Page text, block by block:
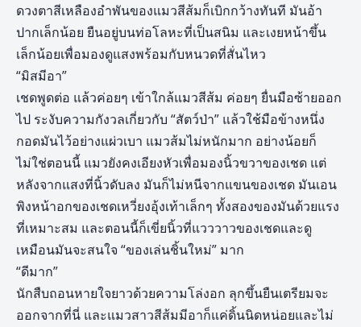
ดวงตาสีเหลืองอำพันของแมวสีส้มก็เบิกกว้างทันที มันอ้า
ปากเล็กน้อย ยืนอยู่บนท่อโลหะที่เป็นสนิม และเงยหน้าขึ้น
เล็กน้อยเพื่อมองดูแสงพร้อมกับหนวดที่สั่นไหว
“มิสมีอา”
เชดพูดต่อ แล้วค่อยๆ เข้าใกล้แมวสีส้ม ค่อยๆ ยื่นมือซ้ายออก
ไป ระงับความกังวลเกี่ยวกับ “สัตว์ป่า” แล้วใช้มือข้างหนึ่ง
กอดมันไว้อย่างแผ่วเบา แมวส้มไม่หนักมาก อย่างน้อยก็
ไม่ใช่ตอนนี้ แมวยังคงเอียงหัวเพื่อมองนิ้วขวาของเชด แต่
หลังจากแสงที่นิ้วดับลง มันก็ไม่หนีจากแขนของเชด มันเอน
พิงหน้าอกของเชดเหวี่ยงอุ้งเท้าเล็กๆ ทั้งสองของมันด้วยแรง
ที่เหมาะสม และตอนนี้ก็เขี่ยนิ้วที่แวววาวของเชดและดู
เหมือนมันจะสนใจ “ของเล่นชิ้นใหม่” มาก
“ดีมาก”
นักสืบถอนหายใจยาวด้วยความโล่งอก ลุกขึ้นยืนเตรียมจะ
ออกจากที่นี่ และแมวสาวสีส้มมีอาก็แค่ดิ้นนิดหน่อยและไม่